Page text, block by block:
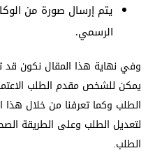
يتم إرسال صورة من
الرسمي.
وفي نهاية هذا المقال نكون قد
يمكن للشخص مقدم الطلب
الطلب وكما تعرفنا من خلال هذا
لتعديل الطلب وعلى الطريقة
الطلب.